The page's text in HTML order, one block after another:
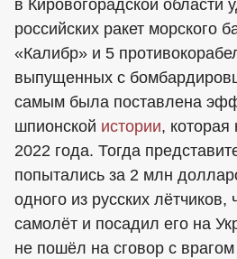
в Кировогорадской области
российских ракет морского
«Калибр» и 5
выпущенных с
самым была поставлена
шпионской истории, которая
2022 года. Тогда
попытались за 2 млн
одного из русских лётчиков,
самолёт и посадил его на
не пошёл на сговор с